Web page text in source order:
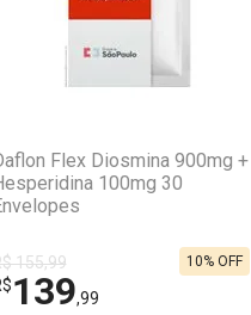
Flex Diosmina 900mg +
100mg 30
155,99
139,99
10% OFF